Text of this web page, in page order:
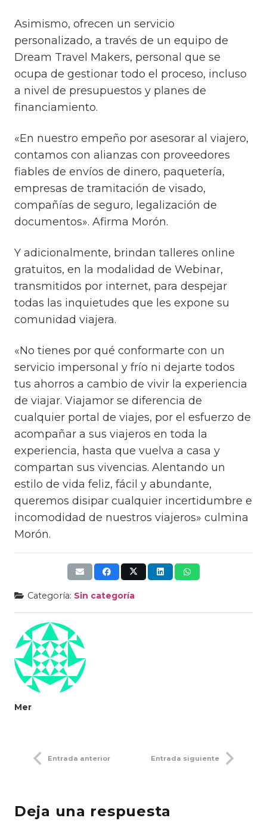
Asimismo, ofrecen un servicio
personalizado, a través de un equipo de
Dream Travel Makers, personal que se
ocupa de gestionar todo el proceso, incluso
a nivel de presupuestos y planes de
financiamiento.
«En nuestro empeño por asesorar al viajero,
contamos con alianzas con proveedores
fiables de envíos de dinero, paquetería,
empresas de tramitación de visado,
compañías de seguro, legalización de
documentos». Afirma Morón.
Y adicionalmente, brindan talleres online
gratuitos, en la modalidad de Webinar,
transmitidos por internet, para despejar
todas las inquietudes que les expone su
comunidad viajera.
«No tienes por qué conformarte con un
servicio impersonal y frío ni dejarte todos
tus ahorros a cambio de vivir la experiencia
de viajar. Viajamor se diferencia de
cualquier portal de viajes, por el esfuerzo de
acompañar a sus viajeros en toda la
experiencia, hasta que vuelva a casa y
compartan sus vivencias. Alentando un
estilo de vida feliz, fácil y abundante,
queremos disipar cualquier incertidumbre e
incomodidad de nuestros viajeros» culmina
Morón.
Categoría: Sin categoría
Mer
Entrada anterior Entrada siguiente
Deja una respuesta